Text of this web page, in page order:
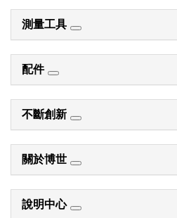
測量工具
配件
不斷創新
關於博世
說明中心